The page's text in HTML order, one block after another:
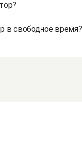
в свободное время?